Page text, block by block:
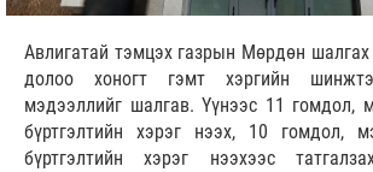
Авлигатай тэмцэх газрын Мөрдөн шалгах
долоо хоногт гэмт хэргийн
мэдээллийг шалгав. Үүнээс 11 гомдол,
бүртгэлтийн хэрэг нээх, 10 гомдол,
бүртгэлтийн хэрэг нээхээс